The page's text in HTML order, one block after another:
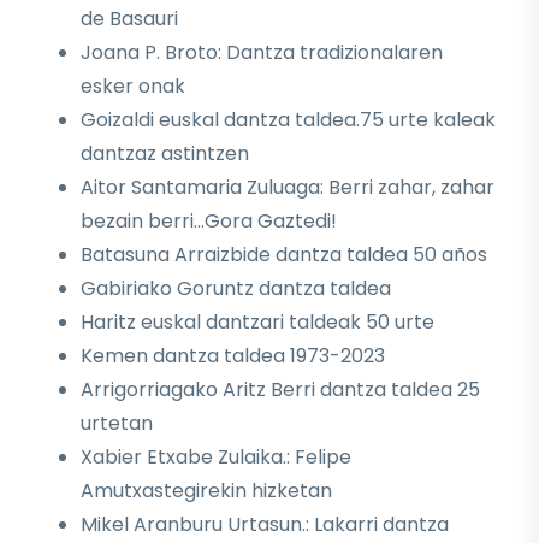
de Basauri
Joana P. Broto: Dantza tradizionalaren
esker onak
Goizaldi euskal dantza taldea.75 urte kaleak
dantzaz astintzen
Aitor Santamaria Zuluaga: Berri zahar, zahar
bezain berri...Gora Gaztedi!
Batasuna Arraizbide dantza taldea 50 años
Gabiriako Goruntz dantza taldea
Haritz euskal dantzari taldeak 50 urte
Kemen dantza taldea 1973-2023
Arrigorriagako Aritz Berri dantza taldea 25
urtetan
Xabier Etxabe Zulaika.: Felipe
Amutxastegirekin hizketan
Mikel Aranburu Urtasun.: Lakarri dantza